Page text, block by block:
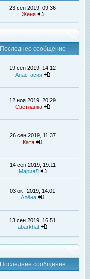
23 сен 2019, 09:36
Женя
Последнее сообщение
19 сен 2019, 14:12
Анастасия
12 ноя 2019, 20:29
Светланка
26 сен 2019, 11:37
Катя
14 сен 2019, 19:11
МарияЛ
03 окт 2019, 14:01
Алёна
13 сен 2019, 16:51
abarkhat
Последнее сообщение